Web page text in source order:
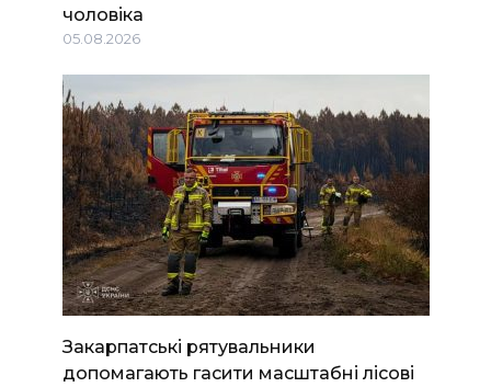
чоловіка
05.08.2026
Закарпатські рятувальники
допомагають гасити масштабні лісові